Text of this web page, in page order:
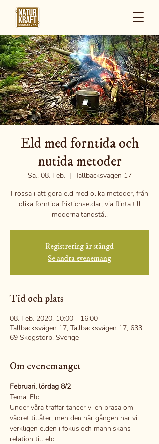
Eld med forntida och
nutida metoder
Sa., 08. Feb.
  |
Tallbacksvägen 17
Frossa i att göra eld med olika metoder, från
olika forntida friktionseldar, via flinta till
moderna tändstål.
Registrering är stängd
Se andra evenemang
Tid och plats
08. Feb. 2020, 10:00 – 16:00
Tallbacksvägen 17, Tallbacksvägen 17, 633
69 Skogstorp, Sverige
Om evenemanget
Februari, lördag 8/2
Tema: Eld.
Under våra träffar tänder vi en brasa om
vädret tillåter, men den här gången har vi
verkligen elden i fokus och människans
relation till eld.